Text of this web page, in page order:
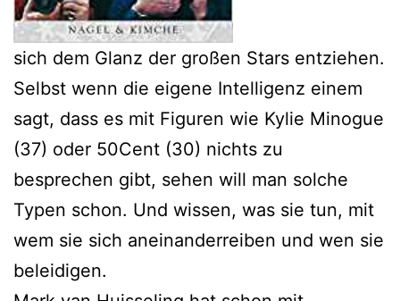
sich dem Glanz der großen Stars entziehen.
Selbst wenn die eigene Intelligenz einem
sagt, dass es mit Figuren wie Kylie Minogue
(37) oder 50Cent (30) nichts zu
besprechen gibt, sehen will man solche
Typen schon. Und wissen, was sie tun, mit
wem sie sich aneinanderreiben und wen sie
beleidigen.